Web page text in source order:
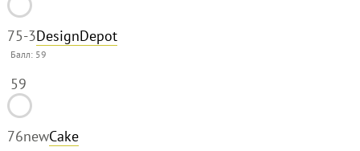
75-3DesignDepot
Балл: 59
59
76newCake